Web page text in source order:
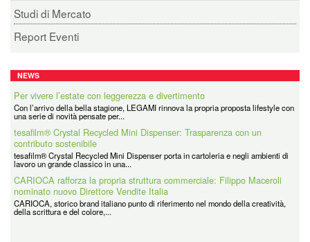
Studi di Mercato
Report Eventi
NEWS
Per vivere l’estate con leggerezza e divertimento
Con l’arrivo della bella stagione, LEGAMI rinnova la propria proposta lifestyle con
una serie di novità pensate per...
tesafilm® Crystal Recycled Mini Dispenser: Trasparenza con un
contributo sostenibile
tesafilm® Crystal Recycled Mini Dispenser porta in cartoleria e negli ambienti di
lavoro un grande classico in una...
CARIOCA rafforza la propria struttura commerciale: Filippo Maceroli
nominato nuovo Direttore Vendite Italia
CARIOCA, storico brand italiano punto di riferimento nel mondo della creatività,
della scrittura e del colore,...
Coolpack